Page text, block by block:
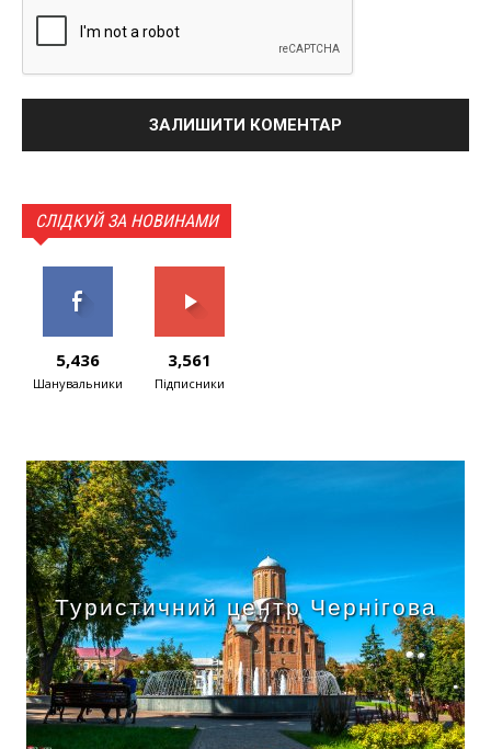
СЛІДКУЙ ЗА НОВИНАМИ
5,436
Шанувальники
3,561
Підписники
Туристичний центр Чернігова